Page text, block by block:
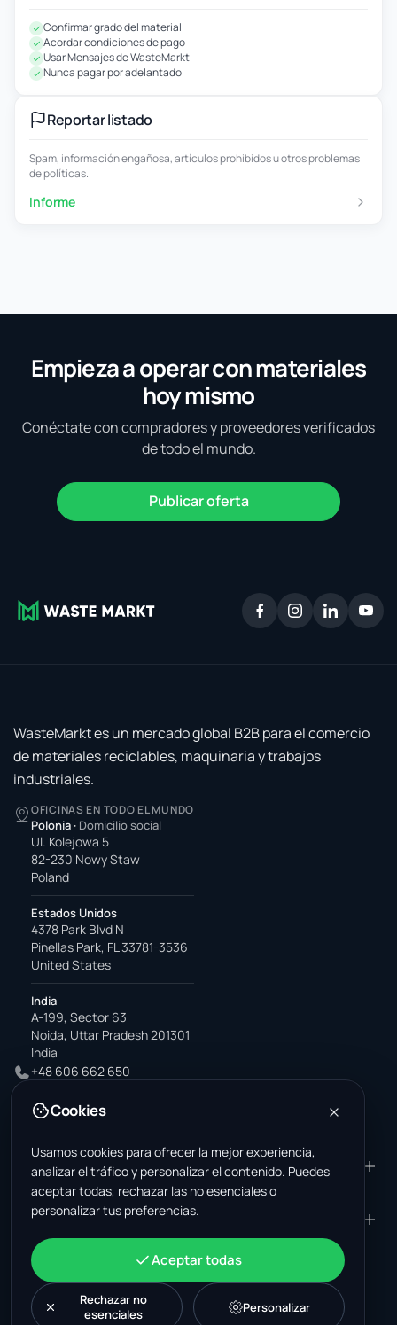
Confirmar grado del material
Acordar condiciones de pago
Usar Mensajes de WasteMarkt
Nunca pagar por adelantado
Reportar listado
Spam, información engañosa, artículos prohibidos u otros problemas
de políticas.
Informe
Empieza a operar con materiales
hoy mismo
Conéctate con compradores y proveedores verificados
de todo el mundo.
Publicar oferta
WasteMarkt es un mercado global B2B para el comercio
de materiales reciclables, maquinaria y trabajos
industriales.
OFICINAS EN TODO EL MUNDO
Polonia · Domicilio social
Ul. Kolejowa 5
82-230 Nowy Staw
Poland
Estados Unidos
4378 Park Blvd N
Pinellas Park, FL 33781-3536
United States
India
A-199, Sector 63
Noida, Uttar Pradesh 201301
India
+48 606 662 650
office@wastemarkt.com
PRODUCTO
Mercado
Materiales — venta
Materiales — compra
Empleos (EE. UU.)
Maquinaria
RESOURCES
Supplier Academy
Mercado de chatarrería en
Mercado de chatarrería en
EMPRESA
About Us
Soporte
Términos y condiciones
Política de privacidad
Política de cookies
CUENTA
Iniciar sesión
Crear una cuenta
Cookies
Usamos cookies para ofrecer la mejor experiencia,
analizar el tráfico y personalizar el contenido. Puedes
aceptar todas, rechazar las no esenciales o
personalizar tus preferencias.
Aceptar todas
Rechazar no
esenciales
Personalizar